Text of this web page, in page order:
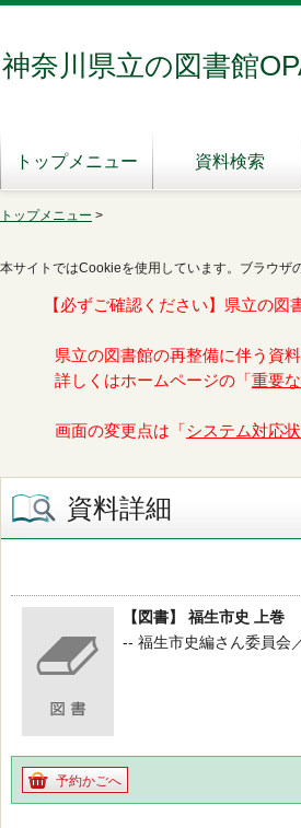
神奈川県立の図書館
トップメニュー 資料検索
トップメニュー >
本サイトではCookieを使用しています。ブラウザ
【必ずご確認ください】県立の図
県立の図書館の再整備に伴う資
詳しくはホームページの「 重要
画面の変更点は「 システム対応
資料詳細
【図書】 福生市史 上巻
-- 福生市史編さん委員会
予約かごへ